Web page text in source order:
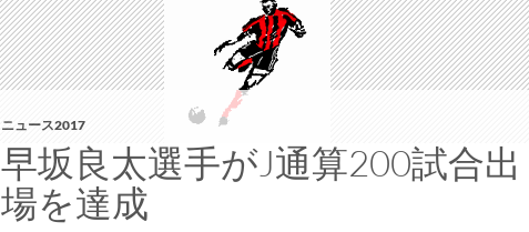
バ
ド
ミ
ン
ン
チ
ニュース2017
早坂良太選手がJ通算200試合出
場を達成